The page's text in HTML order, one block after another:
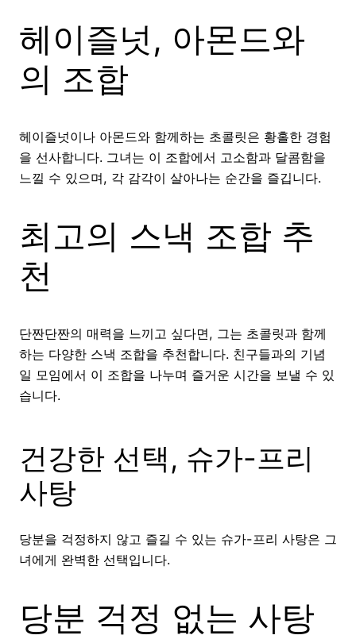
헤이즐넛, 아몬드와
의 조합
헤이즐넛이나 아몬드와 함께하는 초콜릿은 황홀한 경험
을 선사합니다. 그녀는 이 조합에서 고소함과 달콤함을
느낄 수 있으며, 각 감각이 살아나는 순간을 즐깁니다.
최고의 스낵 조합 추
천
단짠단짠의 매력을 느끼고 싶다면, 그는 초콜릿과 함께
하는 다양한 스낵 조합을 추천합니다. 친구들과의 기념
일 모임에서 이 조합을 나누며 즐거운 시간을 보낼 수 있
습니다.
건강한 선택, 슈가-프리
사탕
당분을 걱정하지 않고 즐길 수 있는 슈가-프리 사탕은 그
녀에게 완벽한 선택입니다.
당분 걱정 없는 사탕